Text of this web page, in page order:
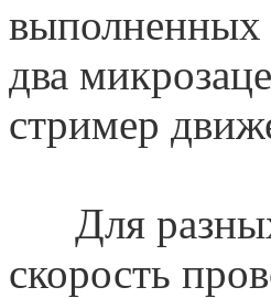
выполненных
два
стример
Для разных
скорость